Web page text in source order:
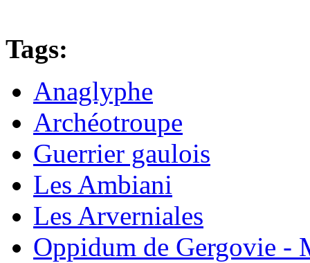
Tags:
Anaglyphe
Archéotroupe
Guerrier gaulois
Les Ambiani
Les Arverniales
Oppidum de Gergovie -